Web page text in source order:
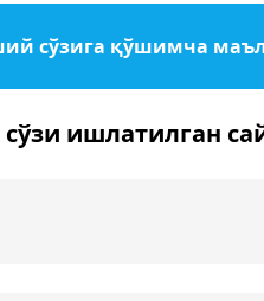
сўзига қўшимча
ишлатилган